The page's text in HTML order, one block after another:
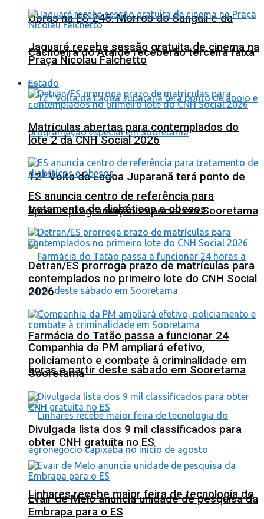
Obras na ES 245: Morros do Sangali e da
Cachoeira do Ataíde receberão terceira faixa
12ª Volta da Lagoa Juparanã terá ponto de
apoio e programação especial em Sooretama
Farmácia do Tatão passa a funcionar 24
horas a partir deste sábado em Sooretama
Linhares recebe maior feira de tecnologia do
Jaguaré recebe sessão gratuita de cinema na
Praça Nicolau Falchetto
Estado
Matrículas abertas para contemplados do
lote 2 da CNH Social 2026
ES anuncia centro de referência para
tratamento de diabéticos e obesos
Detran/ES prorroga prazo de matrículas para
contemplados no primeiro lote do CNH Social
2026
Companhia da PM ampliará efetivo,
policiamento e combate à criminalidade em
Sooretama
Divulgada lista dos 9 mil classificados para
obter CNH gratuita no ES
Evair de Melo anuncia unidade de pesquisa da
Embrapa para o ES